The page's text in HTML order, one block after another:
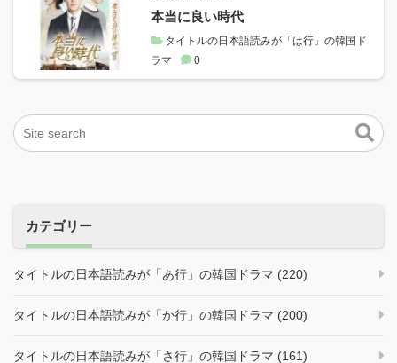
本当に良い時代
タイトルの日本語読みが「は行」の韓国ド
ラマ
0
カテゴリー
タイトルの日本語読みが「あ行」の韓国ドラマ (220)
タイトルの日本語読みが「か行」の韓国ドラマ (200)
タイトルの日本語読みが「さ行」の韓国ドラマ (161)